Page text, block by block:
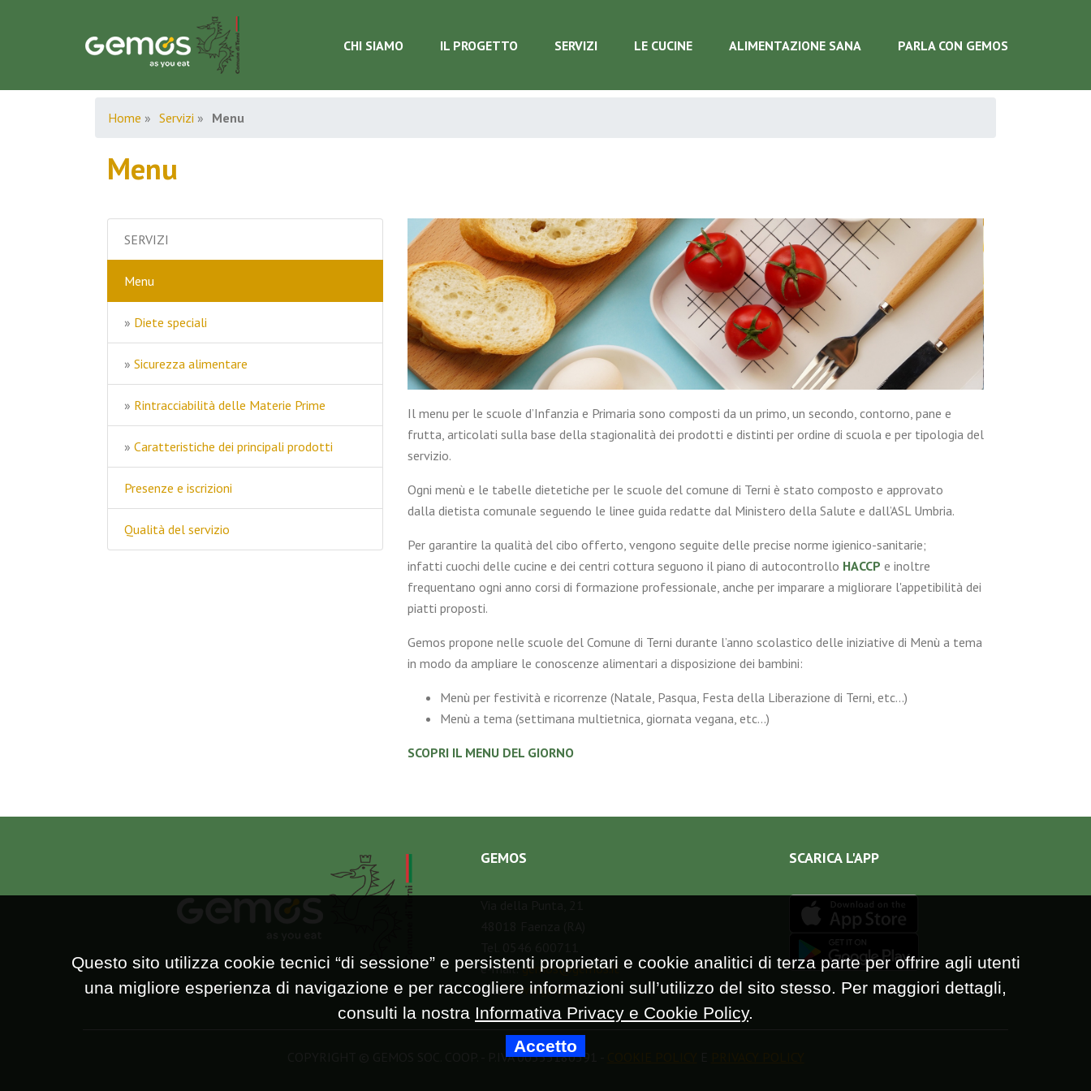
CHI SIAMO IL PROGETTO SERVIZI LE CUCINE ALIMENTAZIONE SANA PARLA CON GEMOS
Home » Servizi » Menu
Menu
SERVIZI
Menu
» Diete speciali
» Sicurezza alimentare
» Rintracciabilità delle Materie Prime
» Caratteristiche dei principali prodotti
Presenze e iscrizioni
Qualità del servizio
Il menu per le scuole d’Infanzia e Primaria sono composti da un primo, un secondo, contorno, pane e
frutta, articolati sulla base della stagionalità dei prodotti e distinti per ordine di scuola e per tipologia del
servizio.
Ogni menù e le tabelle dietetiche per le scuole del comune di Terni è stato composto e approvato
dalla dietista comunale seguendo le linee guida redatte dal Ministero della Salute e dall’ASL Umbria.
Per garantire la qualità del cibo offerto, vengono seguite delle precise norme igienico-sanitarie;
infatti cuochi delle cucine e dei centri cottura seguono il piano di autocontrollo HACCP e inoltre
frequentano ogni anno corsi di formazione professionale, anche per imparare a migliorare l'appetibilità dei
piatti proposti.
Gemos propone nelle scuole del Comune di Terni durante l’anno scolastico delle iniziative di Menù a tema
in modo da ampliare le conoscenze alimentari a disposizione dei bambini:
Menù per festività e ricorrenze (Natale, Pasqua, Festa della Liberazione di Terni, etc…)
Menù a tema (settimana multietnica, giornata vegana, etc…)
SCOPRI IL MENU DEL GIORNO
GEMOS
e-mail: gemos@gemos.it
web:www.gemos.it
SCARICA L'APP
COPYRIGHT © GEMOS SOC. COOP. - P.IVA 00353180391 -
Questo sito utilizza cookie tecnici “di sessione” e persistenti proprietari e cookie analitici di terza parte per offrire agli utenti
una migliore esperienza di navigazione e per raccogliere informazioni sull’utilizzo del sito stesso. Per maggiori dettagli,
consulti la nostra Informativa Privacy e Cookie Policy.
Accetto